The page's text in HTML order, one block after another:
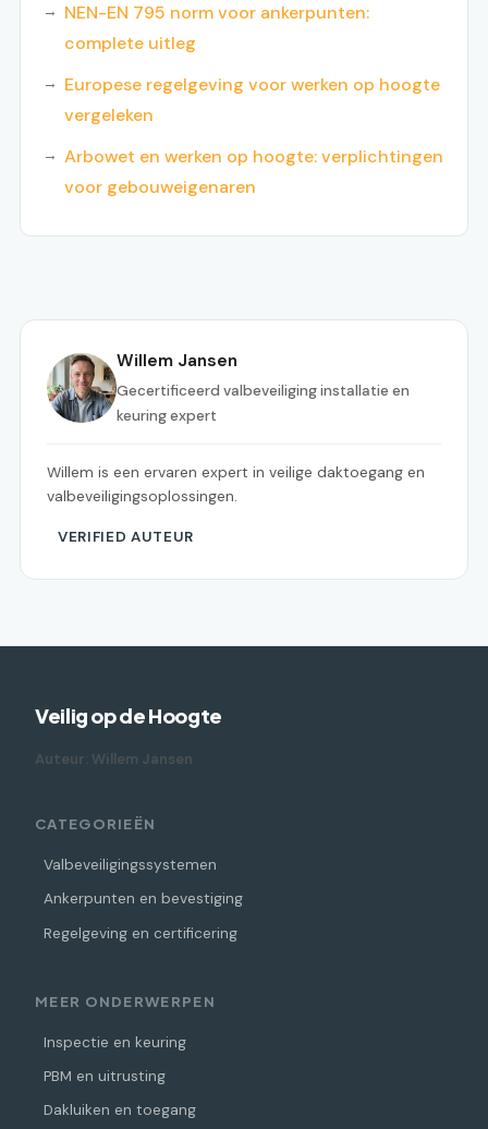
NEN-EN 795 norm voor ankerpunten:
complete uitleg
Europese regelgeving voor werken op hoogte
vergeleken
Arbowet en werken op hoogte: verplichtingen
voor gebouweigenaren
Willem Jansen
Gecertificeerd valbeveiliging installatie en
keuring expert
Willem is een ervaren expert in veilige daktoegang en
valbeveiligingsoplossingen.
VERIFIED AUTEUR
Veilig op de Hoogte
Auteur: Willem Jansen
CATEGORIEËN
Valbeveiligingssystemen
Ankerpunten en bevestiging
Regelgeving en certificering
MEER ONDERWERPEN
Inspectie en keuring
PBM en uitrusting
Dakluiken en toegang